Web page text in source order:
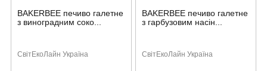
BAKERBEE печиво галетне
з виноградним соко...
СвітЕкоЛайн Україна
BAKERBEE печиво галетне
з гарбузовим насін...
СвітЕкоЛайн Україна